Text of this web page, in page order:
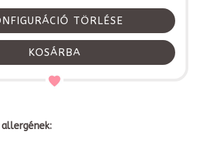
TÖRLÉSE
KOSÁRBA